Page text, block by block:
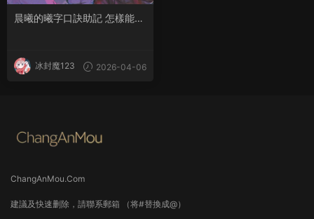
晨曦的曦字口訣助記 怎樣能記
冰封魔123 2026-04-06
ChangAnMou.Com
建議及快速删除，請聯系郵箱 （将#替換成@）